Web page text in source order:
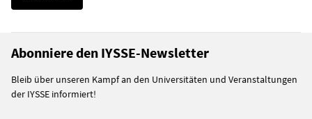
Abonniere den IYSSE-Newsletter
Bleib über unseren Kampf an den Universitäten und Veranstaltungen
der IYSSE informiert!